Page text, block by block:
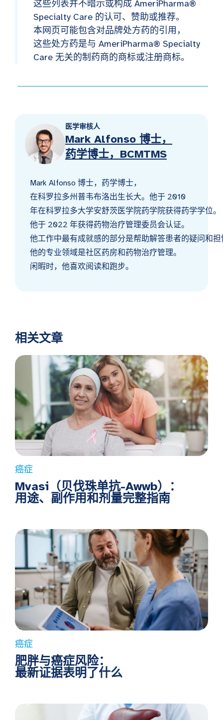
这些列表并不暗示或构成 AmeriPharma®
Specialty Care 的认可、赞助或推荐。
本网页可能包含对品牌处方药的引用，
这些处方药是与 AmeriPharma® Specialty
Care 无关的制药商的商标或注册商标。
医学审核人
Mark Alfonso 博士，
药学博士，BCMTMS
Mark Alfonso 博士，药学博士，
在科罗拉多州普韦布洛出生长大。他于 2010
年在科罗拉多大学安舒茨医学院药学院获得药学学位。
他于 2022 年获得药物治疗管理委员会认证。
他工作中最有成就感的部分是帮助解答患者的疑问和担
他的专业领域是社区药房和药物治疗管理。
闲暇时，他喜欢阅读和跑步。
相关文章
癌症
Mvasi（贝伐珠单抗-Awwb）：
用途、副作用和剂量完整指南
癌症
肥胖与癌症风险：
最新证据表明了什么